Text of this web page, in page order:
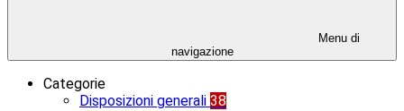
Menu di
navigazione
Categorie
Disposizioni generali 38